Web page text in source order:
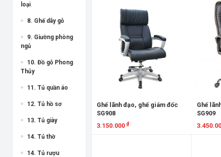
loại
8. Ghế dây gỗ
9. Giường phòng
ngủ
10. Đồ gỗ Phong
Thủy
11. Tủ quần áo
12. Tủ hồ sơ
13. Tủ giày
14. Tủ thờ
14. Tủ rượu
Xem
Ghế lãnh đạo, ghế giám đốc
SG908
3.150.000 ₫
Ghế
SG909